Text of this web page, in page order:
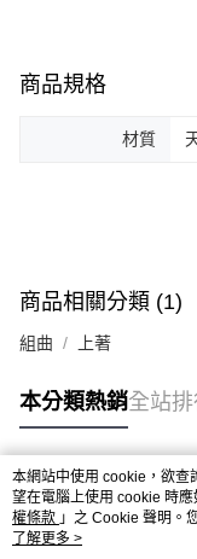
商品規格
材質
商品相關分類 (1)
組曲 上著
本分類熱銷全站排
熱門標籤
本網站中使用 cookie，欲查
望在電腦上使用 cookie 時
權條款 」之 Cookie 聲明。
用條款之 Cookie 聲明使用
了解更多 >